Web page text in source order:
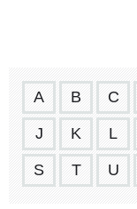
A B C
J K L
S T U